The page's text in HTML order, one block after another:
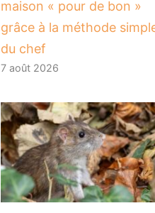
maison « pour de bon »
grâce à la méthode
du chef
7 août 2026